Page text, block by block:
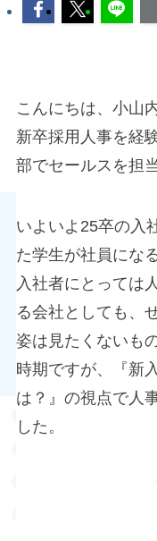
こんにちは、小山
新卒採用人事を経
部でセールスを担
いよいよ25卒の入
た学生が社員にな
入社者にとっては
る会社としても、
姿は見たくないも
時期ですが、『新
は？』の視点で人
した。